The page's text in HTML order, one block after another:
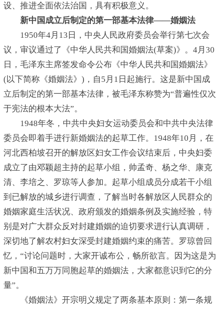
设、推进全面依法治国，具有积极意义。
新中国成立后制定的第一部基本法律——婚姻法
1950年4月13日，中央人民政府委员会举行第七次会
议，审议通过了《中华人民共和国婚姻法(草案)》。4月30
日，毛泽东主席签发命令公布《中华人民共和国婚姻法》
(以下简称《婚姻法》)，自5月1日起施行。这是新中国成
立后制定的第一部基本法律，被毛泽东称赞为“普遍性仅次
于宪法的根本大法”。
1948年冬，中共中央妇女运动委员会和中共中央法律
委员会即着手进行新婚姻法的起草工作。1948年10月，在
河北西柏坡召开的解放区妇女工作会议结束后，中央妇委
成立了由邓颖超主持的起草小组，帅孟奇、杨之华、康克
清、李培之、罗琼等人参加。起草小组成员分成若干小组
到已解放的城乡进行调查，了解当时各解放区人民群众的
婚姻家庭生活状况、政府颁发的婚姻条例及实施经验，特
别是对广大群众反对封建婚姻的迫切要求进行认真调研，
深切地了解农村妇女深受封建婚姻约束的痛苦。罗琼曾回
忆，“讨论问题时，大家开诚布公，畅所欲言。因为这是为
新中国和五万万同胞起草的婚姻法，大家都意识到它的分
量”。
《婚姻法》开宗明义规定了两条基本原则：第一条规